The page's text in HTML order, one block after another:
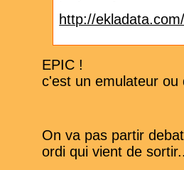
http://
EPIC !
c'est un emulateur ou
On va pas partir
ordi qui vient de